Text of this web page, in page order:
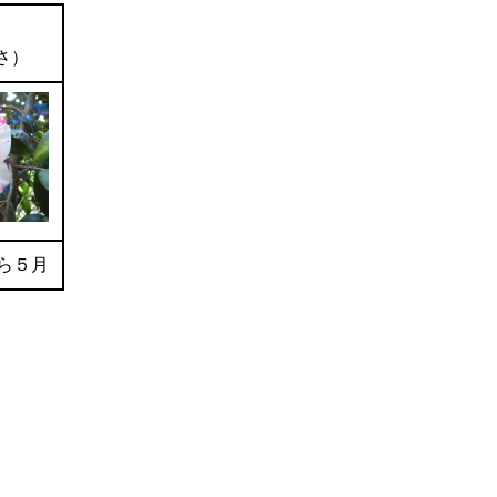
５月